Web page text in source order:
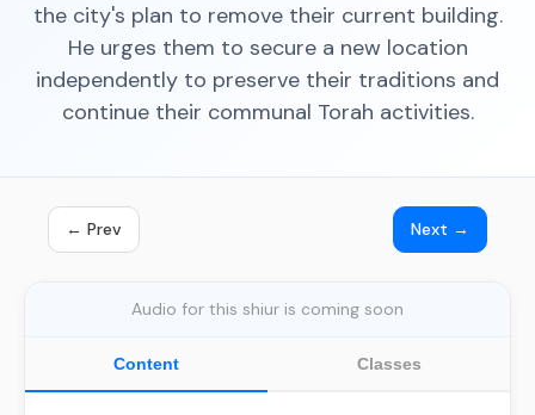
the city's plan to remove their current building.
He urges them to secure a new location
independently to preserve their traditions and
continue their communal Torah activities.
← Prev Next →
Audio for this shiur is coming soon
Content Classes